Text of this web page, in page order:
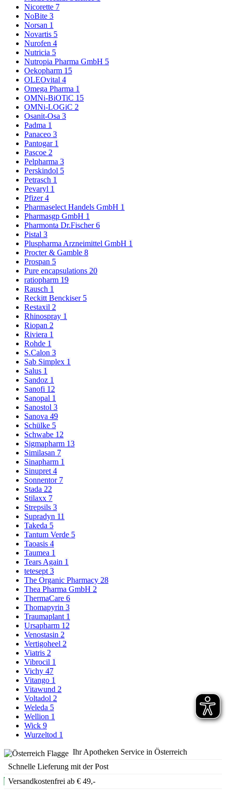
Nicorette 7
NoBite 3
Norsan 1
Novartis 5
Nurofen 4
Nutricia 5
Nutropia Pharma GmbH 5
Oekopharm 15
OLEOvital 4
Omega Pharma 1
OMNi-BiOTiC 15
OMNi-LOGiC 2
Osanit-Osa 3
Padma 1
Panaceo 3
Pantogar 1
Pascoe 2
Pelpharma 3
Perskindol 5
Petrasch 1
Pevaryl 1
Pfizer4
Pharmaselect Handels GmbH 1
Pharmasgp GmbH 1
Pharmonta Dr.Fischer6
Pistal 3
Pluspharma Arzneimittel GmbH 1
Procter & Gamble 8
Prospan 5
Pure encapsulations 20
ratiopharm 19
Rausch 1
Reckitt Benckiser 5
Restaxil 2
Rhinospray 1
Riopan 2
Riviera 1
Rohde 1
S.Calon 3
Sab Simplex 1
Salus 1
Sandoz 1
Sanofi 12
Sanopal 1
Sanostol 3
Sanova 49
Schülke 5
Schwabe 12
Sigmapharm 13
Similasan 7
Sinapharm 1
Sinupret 4
Sonnentor 7
Stada 22
Stilaxx 7
Strepsils 3
Supradyn 11
Takeda 5
Tantum Verde 5
Taoasis 4
Taumea 1
Tears Again 1
tetesept 3
The Organic Pharmacy 28
Thea Pharma GmbH 2
ThermaCare 6
Thomapyrin 3
Traumaplant 1
Ursapharm 12
Venostasin 2
Vertigoheel 2
Viatris 2
Vibrocil 1
Vichy 47
Vitango 1
Vitawund 2
Voltadol 2
Weleda 5
Wellion 1
Wick 9
Wurzeltod 1
Ihr Apotheken Service in Österreich
Schnelle Lieferung mit der Post
Versandkostenfrei ab € 49,-